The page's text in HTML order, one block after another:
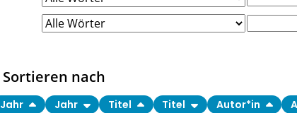
Sortieren nach
Jahr Jahr Titel Titel Autor*in